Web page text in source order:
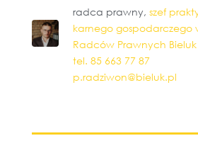
radca prawny,szef
karnego gospodarczego
Radców Prawnych Bieluk
tel. 85 663 77 87
p.radziwon@bieluk.pl